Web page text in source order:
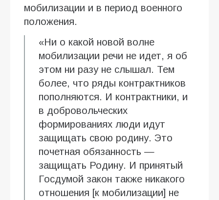
мобилизации и в период военного
положения.
«Ни о какой новой волне
мобилизации речи не идет, я об
этом ни разу не слышал. Тем
более, что ряды контрактников
пополняются. И контрактники, и
в добровольческих
формированиях люди идут
защищать свою родину. Это
почетная обязанность —
защищать Родину. И принятый
Госдумой закон также никакого
отношения [к мобилизации] не